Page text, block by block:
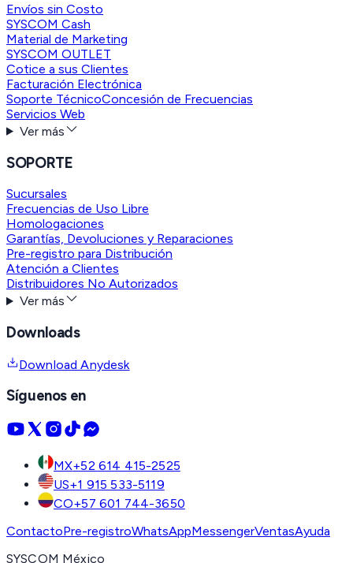
Envíos sin Costo
SYSCOM Cash
Material de Marketing
SYSCOM OUTLET
Cotice a sus Clientes
Facturación Electrónica
Soporte TécnicoConcesión de Frecuencias
Servicios Web
Ver más
SOPORTE
Sucursales
Frecuencias de Uso Libre
Homologaciones
Garantías, Devoluciones y Reparaciones
Pre-registro para Distribución
Atención a Clientes
Distribuidores No Autorizados
Ver más
Downloads
Download Anydesk
Síguenos en
MX+52 614 415-2525
US+1 915 533-5119
CO+57 601 744-3650
ContactoPre-registroWhatsAppMessengerVentasAyuda
SYSCOM México